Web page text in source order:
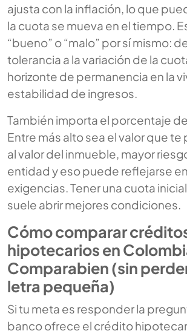
ajusta con la inflación, lo que
la cuota se mueva en el tiempo.
“bueno” o “malo” por sí mismo:
tolerancia a la variación de la
horizonte de permanencia en la
estabilidad de ingresos.
También importa el porcentaje
Entre más alto sea el valor que
al valor del inmueble, mayor
entidad y eso puede reflejarse
exigencias. Tener una cuota
suele abrir mejores condiciones.
Cómo comparar
hipotecarios en
Comparabien (sin
letra pequeña)
Si tu meta es responder la
banco ofrece el crédito